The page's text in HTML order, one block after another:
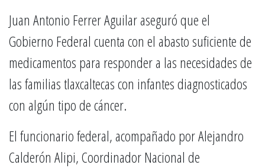
Juan Antonio Ferrer Aguilar aseguró que el
Gobierno Federal cuenta con el abasto suficiente de
medicamentos para responder a las necesidades de
las familias tlaxcaltecas con infantes diagnosticados
con algún tipo de cáncer.
El funcionario federal, acompañado por Alejandro
Calderón Alipi, Coordinador Nacional de